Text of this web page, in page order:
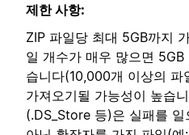
제한 사항:
ZIP 파일당 최대 5GB까지
일 개수가 매우 많으면
습니다(10,000개 이상의 파
가져오기될 가능성이 높습
(.DS_Store 등)은 실패를